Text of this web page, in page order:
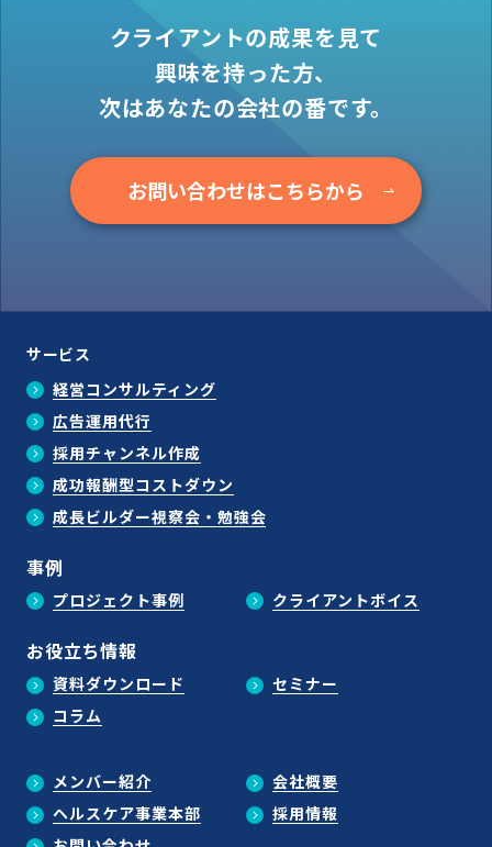
会社概要
お問い合わせ
資料ダウンロード
クライアントの成果を見て
興味を持った方、
次はあなたの会社の番です。
お問い合わせはこちらから
サービス
経営コンサルティング
広告運用代行
採用チャンネル作成
成功報酬型コストダウン
成長ビルダー視察会・勉強会
事例
プロジェクト事例 クライアントボイス
お役立ち情報
資料ダウンロード
セミナー
コラム
メンバー紹介
会社概要
ヘルスケア事業本部
採用情報